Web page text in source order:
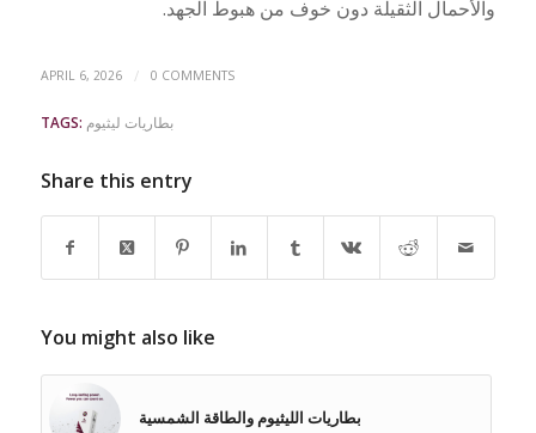
والأحمال الثقيلة دون خوف من هبوط الجهد.
APRIL 6, 2026 / 0 COMMENTS
TAGS: بطاريات ليثيوم
Share this entry
You might also like
بطاريات الليثيوم والطاقة الشمسية